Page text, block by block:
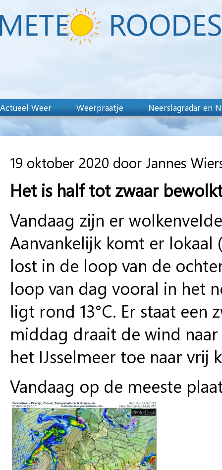
Actueel Weer Weerpraatje Neerslagradar en
19 oktober 2020 door Jannes
Het is half tot zwaar
Vandaag zijn er
Aanvankelijk komt er
lost in de loop van de
loop van dag vooral in het
ligt rond 13°C. Er staat
middag draait de wind
het IJsselmeer toe naar vrij
Vandaag op de meeste